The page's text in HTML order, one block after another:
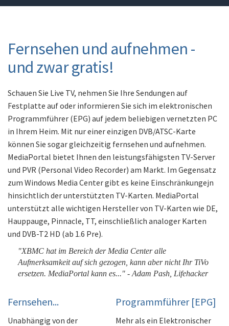
Fernsehen und aufnehmen -
und zwar gratis!
Schauen Sie Live TV, nehmen Sie Ihre Sendungen auf
Festplatte auf oder informieren Sie sich im elektronischen
Programmführer (EPG) auf jedem beliebigen vernetzten PC
in Ihrem Heim. Mit nur einer einzigen DVB/ATSC-Karte
können Sie sogar gleichzeitig fernsehen und aufnehmen.
MediaPortal bietet Ihnen den leistungsfähigsten TV-Server
und PVR (Personal Video Recorder) am Markt. Im Gegensatz
zum Windows Media Center gibt es keine Einschränkungejn
hinsichtlich der unterstützten TV-Karten. MediaPortal
unterstützt alle wichtigen Hersteller von TV-Karten wie DE,
Hauppauge, Pinnacle, TT, einschließlich analoger Karten
und DVB-T2 HD (ab 1.6 Pre).
"XBMC hat im Bereich der Media Center alle
Aufmerksamkeit auf sich gezogen, kann aber nicht Ihr TiVo
ersetzen. MediaPortal kann es..." - Adam Pash, Lifehacker
Fernsehen...
Unabhängig von der
Programmführer [EPG]
Mehr als ein Elektronischer